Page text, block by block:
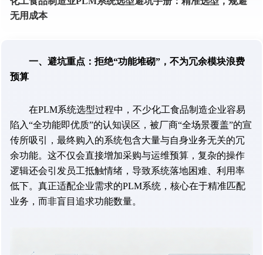
无用成本
一、避坑重点：拒绝“功能堆砌”，不为冗余模块浪费
预算
在PLM系统选型过程中，不少化工食品制造企业容易
陷入“全功能即优质”的认知误区，被厂商“全场景覆盖”的宣
传所吸引，最终购入的系统包含大量与自身业务无关的冗
余功能。这不仅会直接增加采购与运维预算，复杂的操作
逻辑还会引发员工抵触情绪，导致系统落地困难、利用率
低下。真正适配企业需求的PLM系统，核心在于精准匹配
业务，而非盲目追求功能数量。